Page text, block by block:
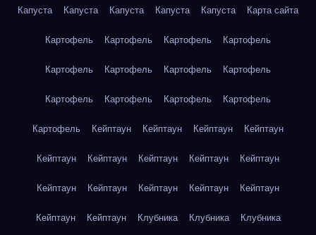
Капуста Капуста Капуста Капуста Капуста Карта сайта
Картофель Картофель Картофель Картофель
Картофель Картофель Картофель Картофель
Картофель Картофель Картофель Картофель
Картофель Кейптаун Кейптаун Кейптаун Кейптаун
Кейптаун Кейптаун Кейптаун Кейптаун Кейптаун
Кейптаун Кейптаун Кейптаун Кейптаун Кейптаун
Кейптаун Кейптаун Клубника Клубника Клубника